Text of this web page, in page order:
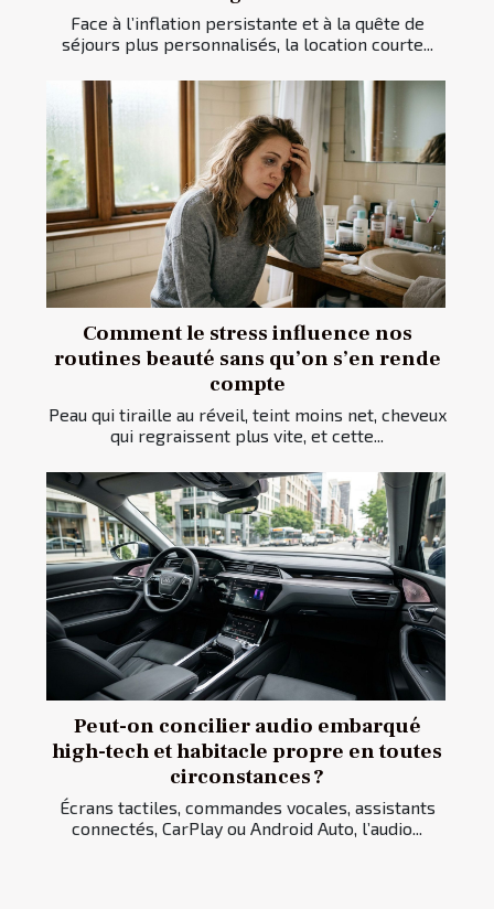
Face à l’inflation persistante et à la quête de
séjours plus personnalisés, la location courte...
Comment le stress influence nos
routines beauté sans qu’on s’en rende
compte
Peau qui tiraille au réveil, teint moins net, cheveux
qui regraissent plus vite, et cette...
Peut-on concilier audio embarqué
high-tech et habitacle propre en toutes
circonstances ?
Écrans tactiles, commandes vocales, assistants
connectés, CarPlay ou Android Auto, l’audio...